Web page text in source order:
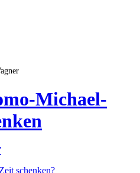
Michael-